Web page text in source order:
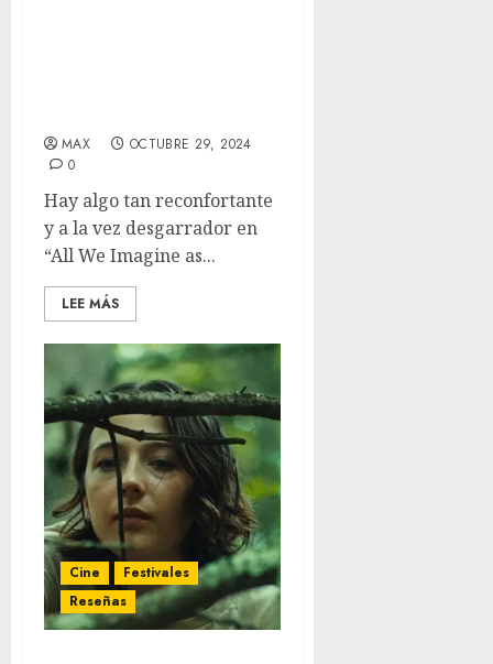
MAX
OCTUBRE 29, 2024
0
Hay algo tan reconfortante
y a la vez desgarrador en
“All We Imagine as...
LEE MÁS
Cine
Festivales
Reseñas